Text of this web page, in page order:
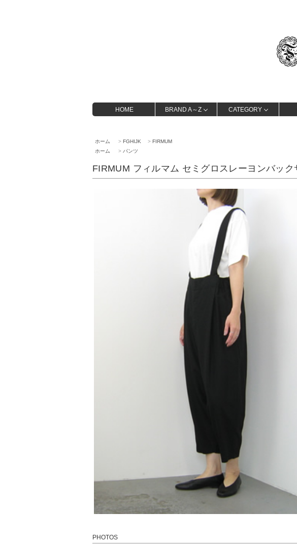
HOME BRAND A～Z CATEGORY
ホーム > FGHIJK > FIRMUM
ホーム
> パンツ
FIRMUM フィルマム セミグロスレーヨンバッ
PHOTOS